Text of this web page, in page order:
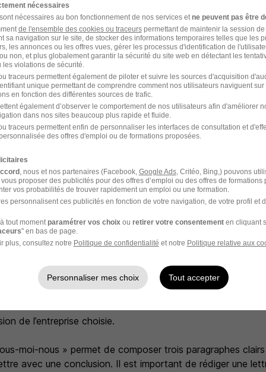
en tête, vous avez toutes les chances de réussir
d’apprentissage.
bonne lettre de
?
l’offre d’emploi et le site de l’entreprise concernée afin
clés susceptibles de convaincre le recruteur. La
à part entière. Tâchez de créer un lien entre votre
la structure « vous-moi-nous » :
vous donne envie de réaliser une alternance au sein de
missions proposées, domaine d’activité…)
projet professionnel et le rythme de votre alternance sans
compétences acquises grâce à des missions et/ou
que vous avez les épaules pour progresser tout au
grâce à votre capacité d’adaptation et votre esprit
choix et créez surtout un lien entre votre ambition et
de l’entreprise choisie.
moi-nous » permet de composer trois paragraphes
avec une conclusion. Il est important de rédiger une
nécessaires
nécessaires au bon fonctionnement de nos services et ne peuvent pas être
de l'ensemble des cookies ou traceurspermettant de maintenir la session
sa navigation sur le site, de stocker des informations temporaires telles que les
les annonces ou les offres vues, gérer les processus d'identification de
non, et plus globalement garantir la sécurité du site web en détectant les
violations de sécurité.
traceurs permettent également de piloter et suivre les sources d'acquisition
unique permettant de comprendre comment nos utilisateurs naviguent sur
en fonction des différentes sources de trafic.
également d’observer le comportement de nos utilisateurs afin d'améliorer
dans nos sites beaucoup plus rapide et fluide.
traceurs permettent enfin de personnaliser les interfaces de consultation et
des offres d'emploi ou de formations proposées.
, nous et nos partenaires (Facebook, Google Ads, Critéo, Bing,) pouvons
proposer des publicités pour des offres d’emploi ou des offres de formations
vos probabilités de trouver rapidement un emploi ou une formation.
personnalisent ces publicités en fonction de votre navigation, de votre profil et
tout moment paramétrer vos choix ou retirer votre consentementen cliquant
" en bas de page.
plus, consultez notre Politique de confidentialité et notre Politique relative aux
Personnaliser mes choix Tout accepter